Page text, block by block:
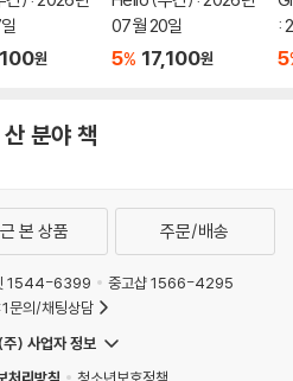
원
07월 20일
5% 17,100원
:
5
분야 책
본 상품 주문/배송
1544-6399
중고샵 1566-4295
문의/채팅상담
) 사업자 정보